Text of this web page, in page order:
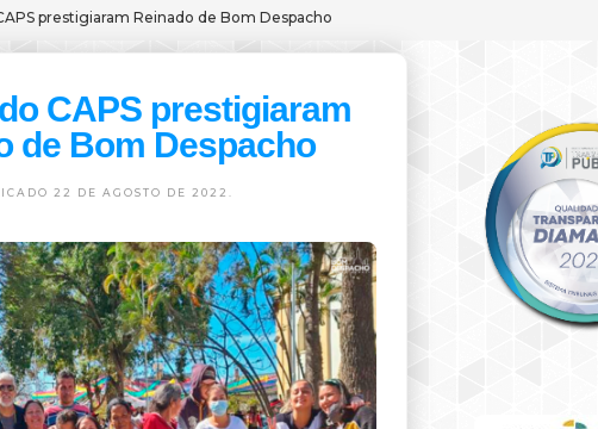
prestigiaram Reinado de Bom Despacho
CAPS prestigiaram
de Bom Despacho
22 DE AGOSTO DE 2022.